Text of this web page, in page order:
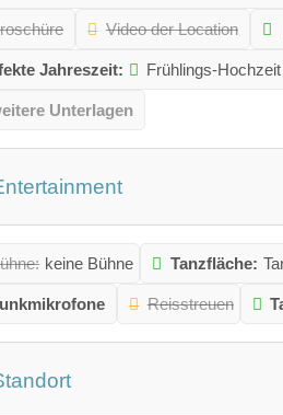
Video der Location
Jahreszeit: Frühlings-Hochzeit
Unterlagen
keine Bühne Tanzfläche:
Reisstreuen